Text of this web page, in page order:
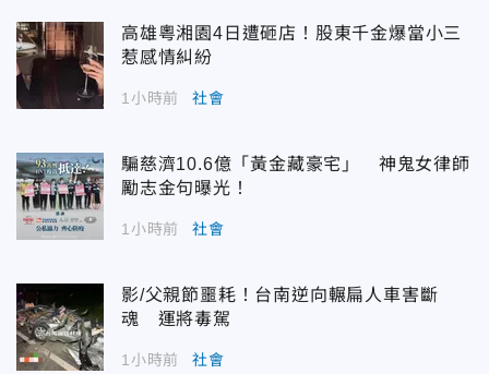
高雄粵湘園4日遭砸店！股東千金爆當小三
惹感情糾紛
1小時前 社會
騙慈濟10.6億「黃金藏豪宅」 神鬼女律師
勵志金句曝光！
1小時前 社會
影/父親節噩耗！台南逆向輾扁人車害斷
魂 運將毒駕
1小時前 社會